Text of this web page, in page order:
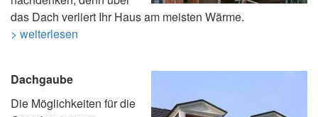
das Dach verliert Ihr Haus am meisten Wärme.
> weiterlesen
Dachgaube
Die Möglichkeiten für die